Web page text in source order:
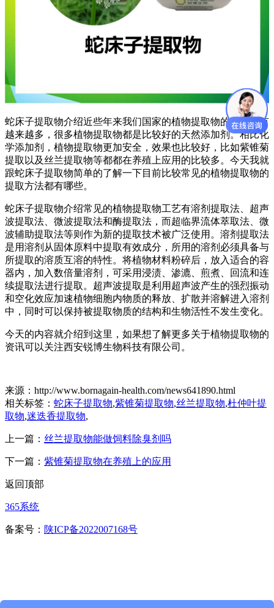
蛇床子提取物介绍近些年来我们国家的植物提取物的应用也有
越来越多，很多植物提取物都是比较好的天然添加剂。相比化
学添加剂，植物提取物更加安全，效果也比较好，比如紫锥菊
提取以及丝兰提取物等都都在养殖上应用的比较多。今天我就
跟蛇床子提取物简单的了解一下目前比较常见的植物提取物的
提取方法都有哪些。
蛇床子提取物介绍常见的植物提取物工艺有溶剂提取法、超声
波提取法、微波提取法和酶提取法，而超临界流体萃取法、微
波辅助提取法等则作为新的提取技术被广泛使用。溶剂提取法
是用溶剂从固体原料中提取有效成分，所用的溶剂必须具备与
所提取的溶质互溶的特性。将植物材料粉碎后，放入适合的容
器内，加入数倍量溶剂，可采用浸渍、渗漉、煎煮、回流和连
续提取法进行提取。超声波提取是利用超声波产生的强烈振动
和空化效应加速植物细胞内物质的释放、扩散并溶解进入溶剂
中，同时可以保持被提取物质的结构和生物活性不发生变化。
今天的内容就介绍到这里，如果想了解更多关于植物提取物的
资讯可以关注西安锐博生物科技有限公司。
来源：http://www.bornagain-health.com/news641890.html
相关标签： 蛇床子提取物,紫锥菊提取物,丝兰提取物,杜仲叶提
取物,迷迭香提取物,
上一篇： 丝兰提取物能做饲料除臭剂吗
下一篇： 紫锥菊提取物在养殖上的应用
返回顶部
365系统
备案号： 陕ICP备2022007168号